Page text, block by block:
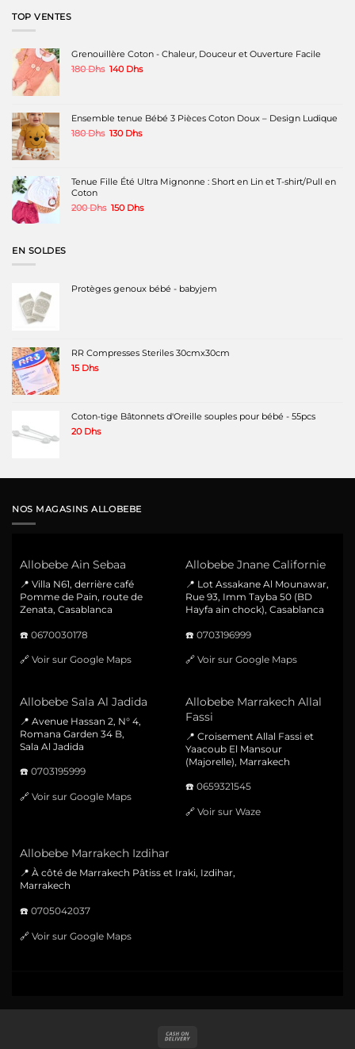
TOP VENTES
Grenouillère Coton - Chaleur, Douceur et Ouverture Facile
180Dhs Le
140 DhsLe
140 Dhs.
Ensemble tenue Bébé 3 Pièces Coton Doux – Design Ludique
180Dhs Le
180 Dhs.
130 DhsLe
130 Dhs.
Tenue Fille Été Ultra Mignonne : Short en Lin et T-shirt/Pull en
Coton
200Dhs Le
150 DhsLe
EN SOLDES
Protèges genoux bébé - babyjem
RR Compresses Steriles 30cmx30cm
15 Dhs
Coton-tige Bâtonnets d'Oreille souples pour bébé - 55pcs
20 Dhs
NOS MAGASINS ALLOBEBE
Allobebe Ain Sebaa
📍 Villa N61, derrière café
Pomme de Pain, route de
Zenata, Casablanca
☎️ 0670030178
🔗 Voir sur Google Maps
Allobebe Jnane Californie
📍 Lot Assakane Al Mounawar,
Rue 93, Imm Tayba 50 (BD
Hayfa ain chock), Casablanca
☎️ 0703196999
🔗 Voir sur Google Maps
Allobebe Sala Al Jadida
📍 Avenue Hassan 2, N° 4,
Romana Garden 34 B,
Sala Al Jadida
☎️ 0703195999
🔗 Voir sur Google Maps
Allobebe Marrakech Allal
Fassi
📍 Croisement Allal Fassi et
Yaacoub El Mansour
(Majorelle), Marrakech
☎️ 0659321545
🔗 Voir sur Waze
Allobebe Marrakech Izdihar
📍 À côté de Marrakech Pâtiss et Iraki, Izdihar,
Marrakech
☎️ 0705042037
🔗 Voir sur Google Maps